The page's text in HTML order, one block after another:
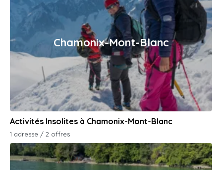
Chamonix-Mont-Blanc
Activités Insolites à Chamonix-Mont-Blanc
1 adresse / 2 offres